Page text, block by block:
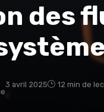
des
3 avril 2025 12 min de